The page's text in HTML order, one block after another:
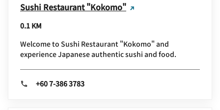
Sushi Restaurant "Kokomo"
0.1 KM
Welcome to Sushi Restaurant "Kokomo" and
experience Japanese authentic sushi and food.
+60 7-386 3783